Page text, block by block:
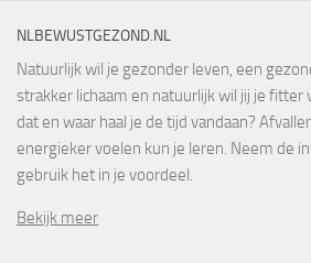
NLBEWUSTGEZOND.NL
Natuurlijk wil je gezonder leven, een
strakker lichaam en natuurlijk wil jij je fitter
dat en waar haal je de tijd vandaan?
energieker voelen kun je leren. Neem de
gebruik het in je voordeel.
Bekijk meer